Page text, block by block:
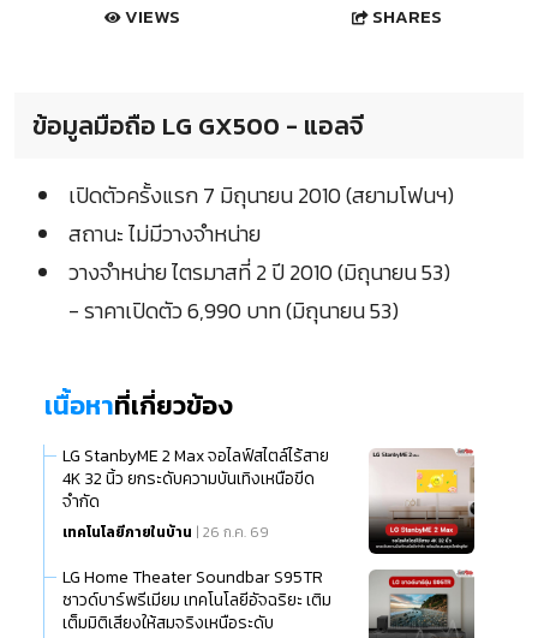
VIEWS SHARES
ข้อมูลมือถือ LG GX500 - แอลจี
เปิดตัวครั้งแรก 7 มิถุนายน 2010 (สยามโฟนฯ)
สถานะ ไม่มีวางจำหน่าย
วางจำหน่าย ไตรมาสที่ 2 ปี 2010 (มิถุนายน 53)
- ราคาเปิดตัว 6,990 บาท (มิถุนายน 53)
เนื้อหาที่เกี่ยวข้อง
LG StanbyME 2 Max จอไลฟ์สไตล์ไร้สาย
4K 32 นิ้ว ยกระดับความบันเทิงเหนือขีด
จำกัด
เทคโนโลยีภายในบ้าน | 26 ก.ค. 69
LG Home Theater Soundbar S95TR
ซาวด์บาร์พรีเมียม เทคโนโลยีอัจฉริยะ เติม
เต็มมิติเสียงให้สมจริงเหนือระดับ